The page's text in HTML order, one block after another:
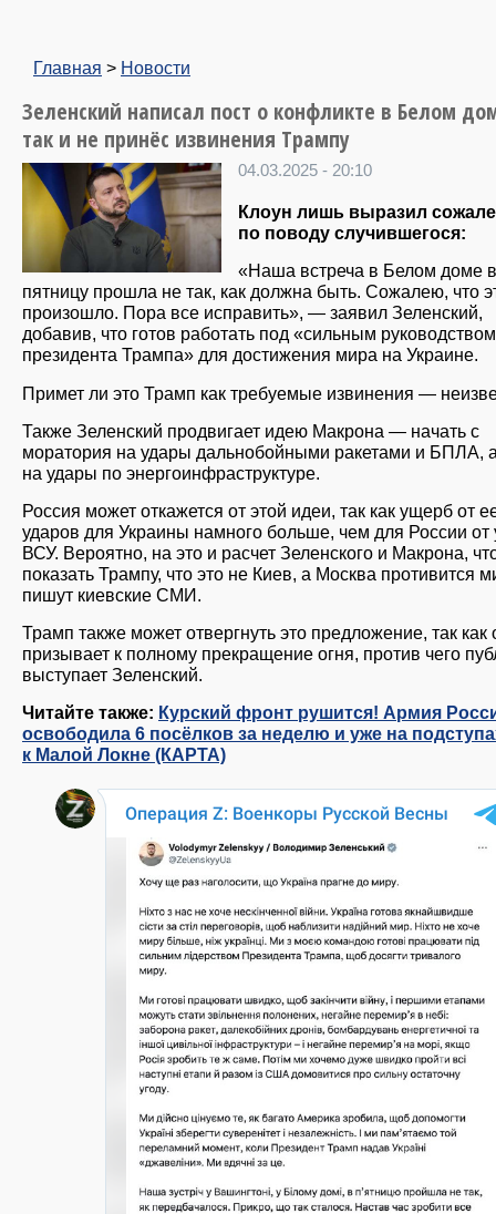
Главная > Новости
Зеленский написал пост о конфликте в Белом
так и не принёс извинения Трампу
04.03.2025 - 20:10
Клоун лишь выразил
по поводу случившегося:
«Наша встреча в Белом доме в
пятницу прошла не так, как должна быть. Сожалею, что
произошло. Пора все исправить», — заявил Зеленский,
добавив, что готов работать под «сильным руководством
президента Трампа» для достижения мира на Украине.
Примет ли это Трамп как требуемые извинения —
Также Зеленский продвигает идею Макрона — начать с
моратория на удары дальнобойными ракетами и БПЛА,
на удары по энергоинфраструктуре.
Россия может откажется от этой идеи, так как ущерб от
ударов для Украины намного больше, чем для России от
ВСУ. Вероятно, на это и расчет Зеленского и Макрона,
показать Трампу, что это не Киев, а Москва противится
пишут киевские СМИ.
Трамп также может отвергнуть это предложение, так как
призывает к полному прекращение огня, против чего
выступает Зеленский.
Читайте также: Курский фронт рушится! Армия
освободила 6 посёлков за неделю и уже на
к Малой Локне (КАРТА)